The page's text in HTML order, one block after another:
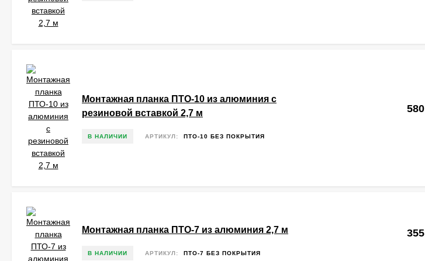
Монтажная планка ПТО-10 из алюминия с
резиновой вставкой 2,7 м
В НАЛИЧИИ АРТИКУЛ: ПТО-10 БЕЗ ПОКРЫТИЯ
580
Монтажная планка ПТО-7 из алюминия 2,7 м
В НАЛИЧИИ АРТИКУЛ: ПТО-7 БЕЗ ПОКРЫТИЯ
355